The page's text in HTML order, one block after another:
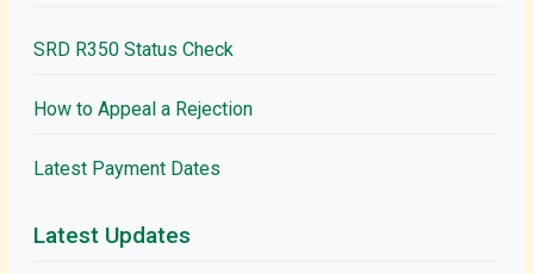
SRD R350 Status Check
How to Appeal a Rejection
Latest Payment Dates
Latest Updates